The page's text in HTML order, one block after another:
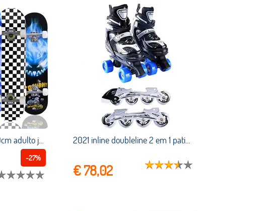
Skate duplo rocker 80cm adulto jovem longboard completa adolescentes skate bordo deck com rolamentos rodas
-27%
2021 inline doubleline 2 em 1 patins crianças patins de rolo da sapatilha ao ar livre patins sapatas do esporte
€ 78,02